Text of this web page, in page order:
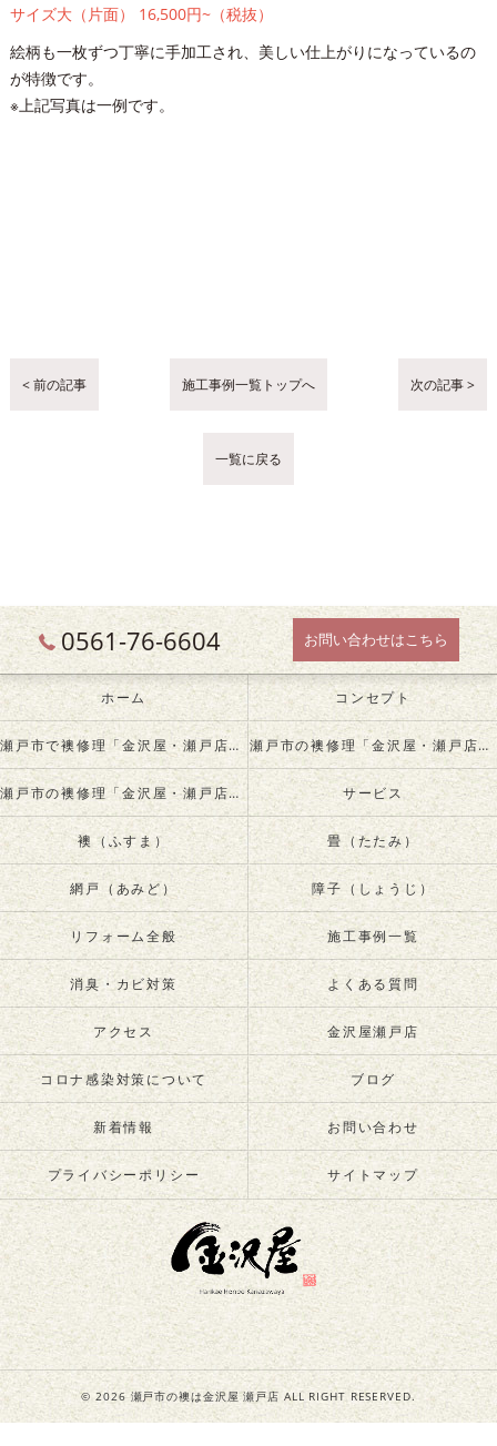
サイズ大（片面） 16,500円~（税抜）
絵柄も一枚ずつ丁寧に手加工され、美しい仕上がりになっているの
が特徴です。
※上記写真は一例です。
< 前の記事 施工事例一覧トップへ 次の記事 >
一覧に戻る
0561-76-6604 お問い合わせはこちら
ホーム コンセプト
瀬戸市で襖修理「金沢屋・瀬戸店」について 瀬戸市の襖修理「金沢屋・瀬戸店」が必要とされる理由
瀬戸市の襖修理「金沢屋・瀬戸店」の内容について サービス
襖（ふすま） 畳（たたみ）
網戸（あみど） 障子（しょうじ）
リフォーム全般 施工事例一覧
消臭・カビ対策 よくある質問
アクセス 金沢屋瀬戸店
コロナ感染対策について ブログ
新着情報 お問い合わせ
プライバシーポリシー サイトマップ
© 2026 瀬戸市の襖は金沢屋 瀬戸店 ALL RIGHT RESERVED.